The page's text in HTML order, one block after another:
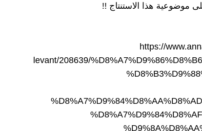
موضوعية هذا الاستنتاج !!
https://
levant/208639/